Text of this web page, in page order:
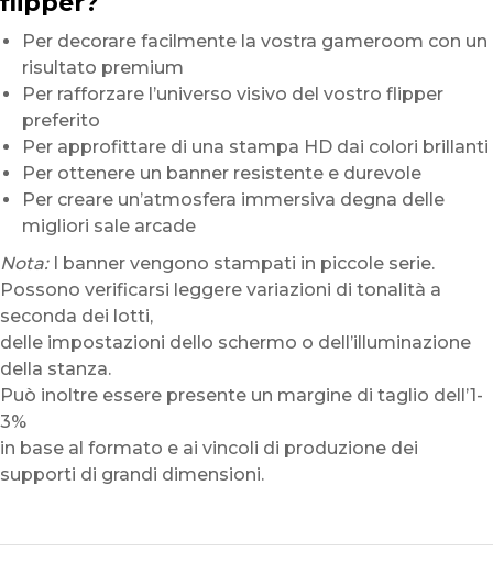
Per decorare facilmente la vostra gameroom con un
risultato premium
Per rafforzare l’universo visivo del vostro flipper
preferito
Per approfittare di una stampa HD dai colori brillanti
Per ottenere un banner resistente e durevole
Per creare un’atmosfera immersiva degna delle
migliori sale arcade
Nota:I banner vengono stampati in piccole serie.
Possono verificarsi leggere variazioni di tonalità a
seconda dei lotti,
delle impostazioni dello schermo o dell’illuminazione
della stanza.
Può inoltre essere presente un margine di taglio dell’1-
3%
in base al formato e ai vincoli di produzione dei
supporti di grandi dimensioni.